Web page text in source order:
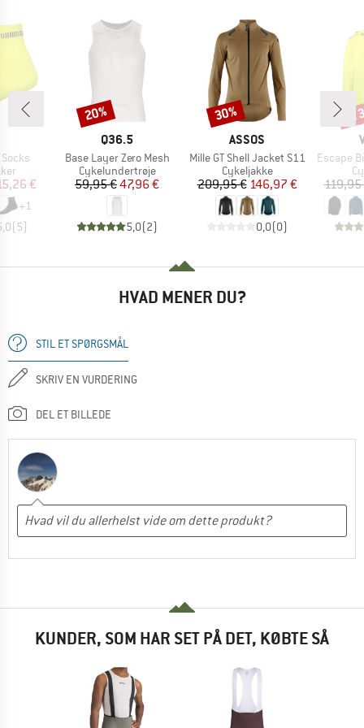
pris
€
+1
(5)
MÆRKE
Q36.5
Artikel
Base Layer Zero Mesh
Produktgruppe
Cykelundertrøje
Pris
59,95 €Nedsat pris
47,96 €
5,0(2)
Rabat
20%
MÆRKE
ASSOS
Artikel
Mille GT Shell Jacket S11
Produktgruppe
Cykeljakke
Pris
209,95 €Nedsat pris
146,97 €
0,0(0)
Rabat
30%
Artikel
Escape
119,95
HVAD MENER DU?
STIL ET SPØRGSMÅL
SKRIV EN VURDERING
DEL ET BILLEDE
KUNDER, SOM HAR SET PÅ DET, KØBTE SÅ